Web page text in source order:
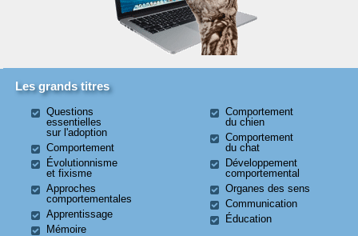
Les grands titres
Questions
essentielles
sur l'adoption
Comportement
Évolutionnisme
et fixisme
Approches
comportementales
Apprentissage
Mémoire
Comportement
du chien
Comportement
du chat
Développement
comportemental
Organes des sens
Communication
Éducation